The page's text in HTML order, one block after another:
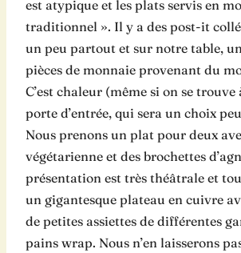
est atypique et les plats servis en
traditionnel ». Il y a des post-it
un peu partout et sur notre table,
pièces de monnaie provenant du
C’est chaleur (même si on se trouve
porte d’entrée, qui sera un choix
Nous prenons un plat pour deux
végétarienne et des brochettes
présentation est très théâtrale et
un gigantesque plateau en cuivre
de petites assiettes de différentes
pains wrap. Nous n’en laisserons